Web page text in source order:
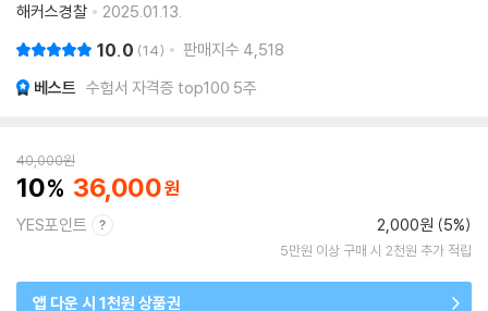
해커스경찰
2025.01.13.
10.0 14 판매지수 4,518
베스트 수험서 자격증 top100 5주
40,000원
10 36,000
YES포인트 2,000원 (5%)
5만원 이상 구매 시 2천원 추가 적립
앱 다운 시 1천원 상품권